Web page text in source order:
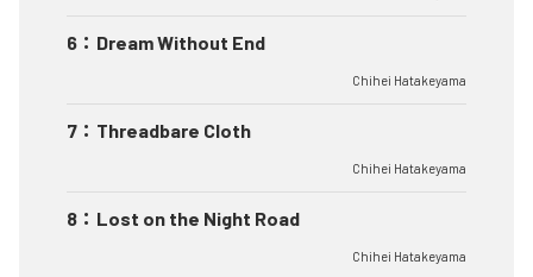
6 ： Dream Without End
Chihei Hatakeyama
7 ： Threadbare Cloth
Chihei Hatakeyama
8 ： Lost on the Night Road
Chihei Hatakeyama